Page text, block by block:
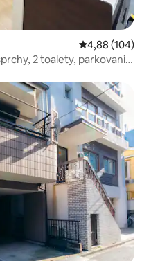
Priemerné
4,88 (104)
2 toalety, parkovanie,